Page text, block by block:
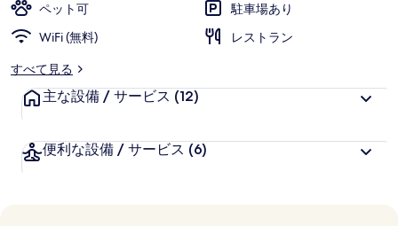
ペット可
駐車場あり
WiFi (無料)
レストラン
すべて見る
主な設備 / サービス (12)
便利な設備 / サービス (6)